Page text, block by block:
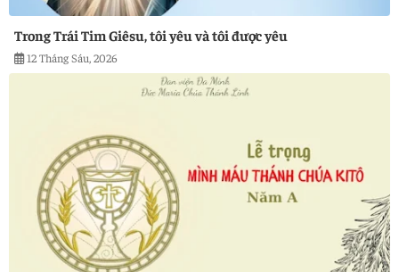
Trong Trái Tim Giêsu, tôi yêu và tôi được yêu
12 Tháng Sáu, 2026